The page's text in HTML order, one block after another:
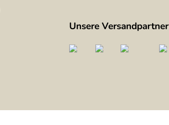
Unsere Versandpartner